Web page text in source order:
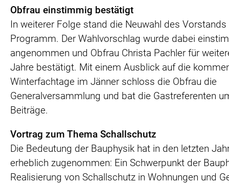
Obfrau einstimmig bestätigt
In weiterer Folge stand die Neuwahl des
Programm. Der Wahlvorschlag wurde dabei
angenommen und Obfrau Christa Pachler für
Jahre bestätigt. Mit einem Ausblick auf die
Winterfachtage im Jänner schloss die Obfrau die
Generalversammlung und bat die Gastreferenten
Beiträge.
Vortrag zum Thema Schallschutz
Die Bedeutung der Bauphysik hat in den letzten
erheblich zugenommen: Ein Schwerpunkt der
Realisierung von Schallschutz in Wohnungen und